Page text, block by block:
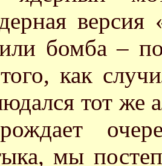
версия
бомба –
как
тот же
мы